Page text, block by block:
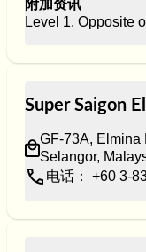
附加资讯
Level 1. Opposite
Super Saigon
GF-73A, Elmina
Selangor,
电话： +60 3-